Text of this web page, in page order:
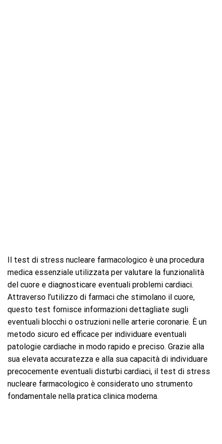
Il test di stress nucleare farmacologico è una procedura
medica essenziale utilizzata per valutare la funzionalità
del cuore e diagnosticare eventuali problemi cardiaci.
Attraverso l’utilizzo di farmaci che stimolano il cuore,
questo test fornisce informazioni dettagliate sugli
eventuali blocchi o ostruzioni nelle arterie coronarie. È un
metodo sicuro ed efficace per individuare eventuali
patologie cardiache in modo rapido e preciso. Grazie alla
sua elevata accuratezza e alla sua capacità di individuare
precocemente eventuali disturbi cardiaci, il test di stress
nucleare farmacologico è considerato uno strumento
fondamentale nella pratica clinica moderna.